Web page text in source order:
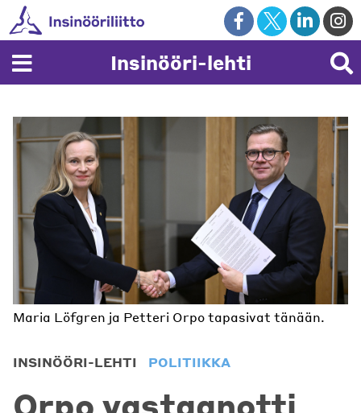
Skip
to
content
Insinööri-lehti
Maria Löfgren ja Petteri Orpo tapasivat tänään.
INSINÖÖRI-LEHTI POLITIIKKA
Orpo vastaanotti